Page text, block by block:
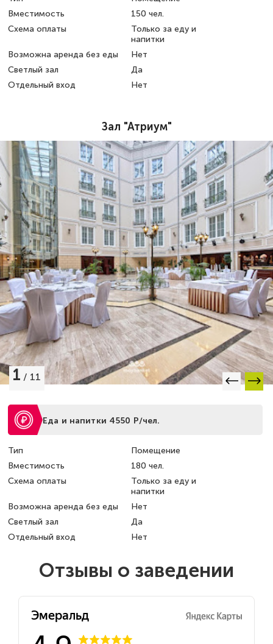
Вместимость
150 чел.
Схема оплаты
Только за еду и
напитки
Возможна аренда без еды
Нет
Светлый зал
Да
Отдельный вход
Нет
Зал "Атриум"
1 / 11
Еда и напитки 4550 Р/чел.
Тип
Помещение
Вместимость
180 чел.
Схема оплаты
Только за еду и
напитки
Возможна аренда без еды
Нет
Светлый зал
Да
Отдельный вход
Нет
Отзывы о заведении